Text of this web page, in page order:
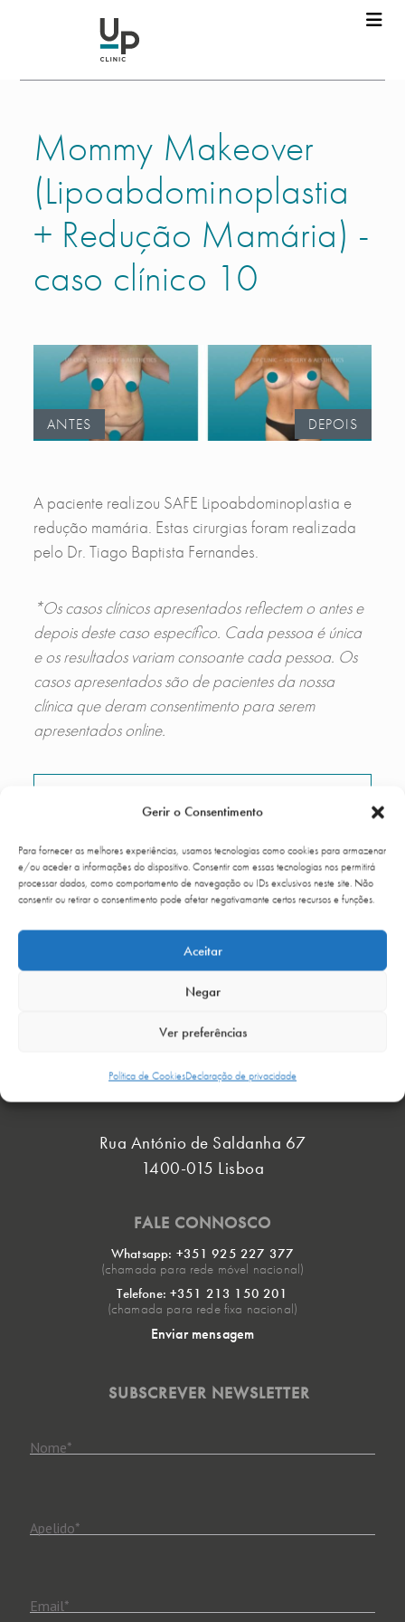
Gerir o Consentimento
Para fornecer as melhores experiências, usamos tecnologias como cookies para armazenar
e/ou aceder a informações do dispositivo. Consentir com essas tecnologias nos permitirá
processar dados, como comportamento de navegação ou IDs exclusivos neste site. Não
consentir ou retirar o consentimento pode afetar negativamante certos recursos e funções.
Aceitar
Negar
Ver preferências
Política de CookiesDeclaração de privacidade
Mommy Makeover
(Lipoabdominoplastia
+ Redução Mamária) -
caso clínico 10
ANTES DEPOIS
A paciente realizou SAFE Lipoabdominoplastia e
redução mamária. Estas cirurgias foram realizada
pelo Dr. Tiago Baptista Fernandes.
*Os casos clínicos apresentados reflectem o antes e
depois deste caso específico. Cada pessoa é única
e os resultados variam consoante cada pessoa. Os
casos apresentados são de pacientes da nossa
clínica que deram consentimento para serem
apresentados online.
GALERIA DE CASOS CLÍNICOS
Rua António de Saldanha 67
1400-015 Lisboa
FALE CONNOSCO
Whatsapp: +351 925 227 377
(chamada para rede móvel nacional)
Telefone: +351 213 150 201
(chamada para rede fixa nacional)
Enviar mensagem
SUBSCREVER NEWSLETTER
Nome*
Apelido*
Email*